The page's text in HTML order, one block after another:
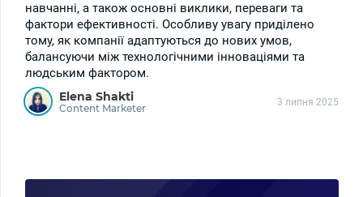
навчанні, а також основні виклики, переваги та
фактори ефективності. Особливу увагу приділено
тому, як компанії адаптуються до нових умов,
балансуючи між технологічними інноваціями та
людським фактором.
Elena Shakti
Content Marketer 3 липня 2025